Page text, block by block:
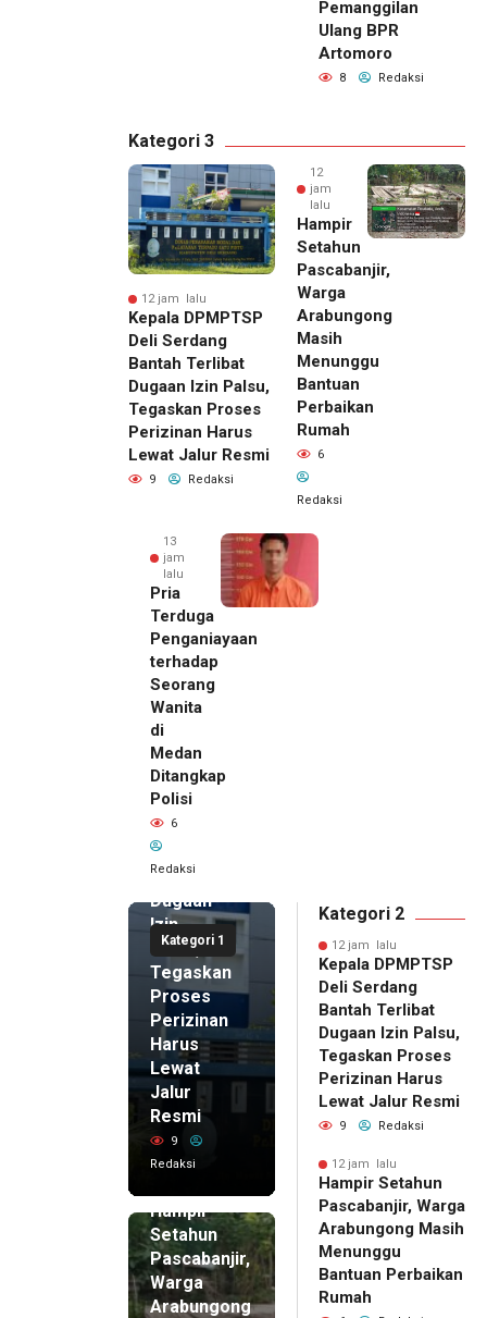
Pemanggilan
Ulang BPR
Artomoro
8 Redaksi
Kategori 3
12 jam lalu
Kepala DPMPTSP
Deli Serdang
Bantah Terlibat
Dugaan Izin Palsu,
Tegaskan Proses
Perizinan Harus
Lewat Jalur Resmi
9 Redaksi
12
jam
lalu
Hampir
Setahun
Pascabanjir,
Warga
Arabungong
Masih
Menunggu
Bantuan
Perbaikan
Rumah
6
Redaksi
13
jam
lalu
Pria
Terduga
Penganiayaan
terhadap
Seorang
Wanita
di
Medan
Ditangkap
Polisi
6
Redaksi
Kategori 1
12 jam lalu
Kepala
DPMPTSP
Deli
Serdang
Bantah
Terlibat
Dugaan
Izin
Palsu,
Tegaskan
Proses
Perizinan
Harus
Lewat
Jalur
Resmi
9
Redaksi
Hampir
Setahun
Pascabanjir,
Warga
Arabungong
Kategori 2
12 jam lalu
Kepala DPMPTSP
Deli Serdang
Bantah Terlibat
Dugaan Izin Palsu,
Tegaskan Proses
Perizinan Harus
Lewat Jalur Resmi
9 Redaksi
12 jam lalu
Hampir Setahun
Pascabanjir, Warga
Arabungong Masih
Menunggu
Bantuan Perbaikan
Rumah